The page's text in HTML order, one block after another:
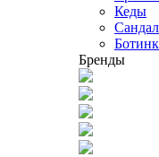
Кеды
Бренды